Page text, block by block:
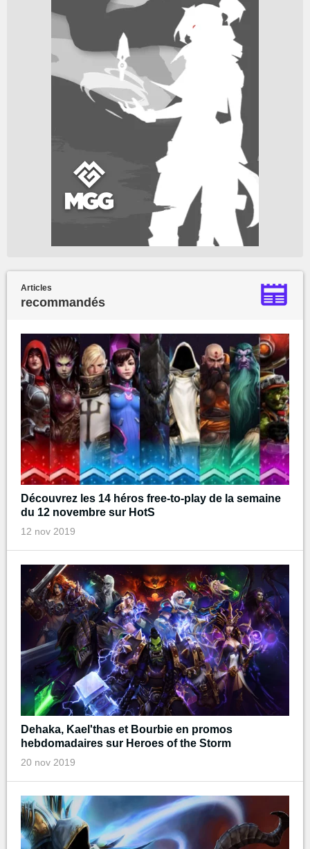
Articles
recommandés
Découvrez les 14 héros free-to-play de la semaine
du 12 novembre sur HotS
12 nov 2019
Dehaka, Kael'thas et Bourbie en promos
hebdomadaires sur Heroes of the Storm
20 nov 2019